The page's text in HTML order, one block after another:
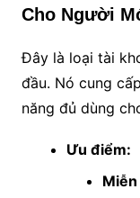
Cho Người
Đây là loại tài
đầu. Nó cung
năng đủ dùng
Ưu điểm: